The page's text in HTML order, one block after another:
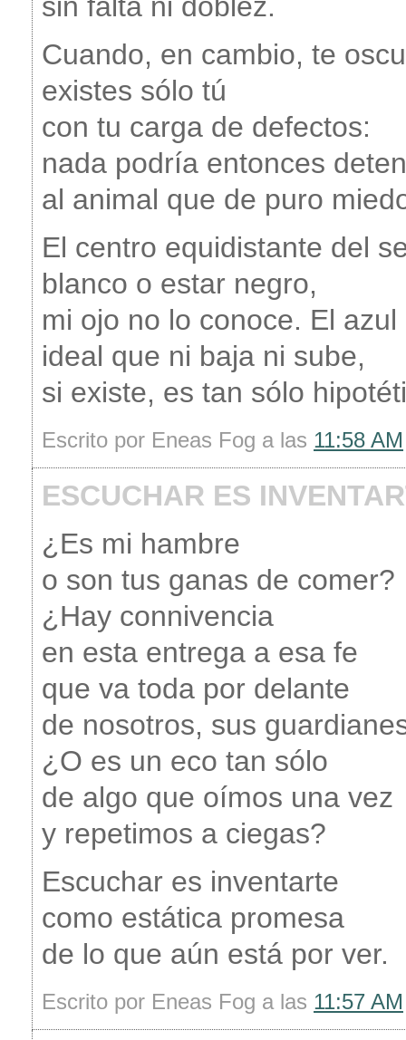
Cuando, en cambio, te
existes sólo tú
con tu carga de defectos:
nada podría entonces
al animal que de puro
El centro equidistante del
blanco o estar negro,
mi ojo no lo conoce. El azul
ideal que ni baja ni sube,
si existe, es tan sólo
Escrito por Eneas Fog a las 11:58 AM
ESCUCHAR ES
¿Es mi hambre
o son tus ganas de comer?
¿Hay connivencia
en esta entrega a esa fe
que va toda por delante
de nosotros, sus
¿O es un eco tan sólo
de algo que oímos una vez
y repetimos a ciegas?
Escuchar es inventarte
como estática promesa
de lo que aún está por ver.
Escrito por Eneas Fog a las 11:57 AM